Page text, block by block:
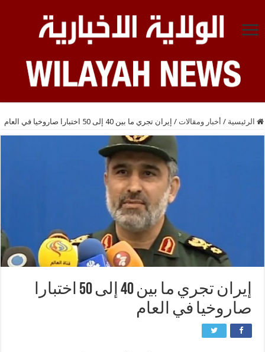
الرئيسية / أخبار ومقالات / إيران تجري ما بين 40 إلى 50 اختبارا صاروخيا في العام
إيران تجري ما بين 40 إلى 50 اختبارا
صاروخيا في العام